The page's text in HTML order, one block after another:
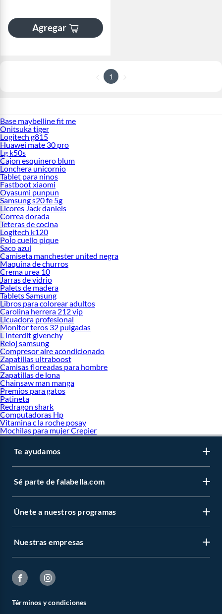
Agregar
1
Base maybelline fit me
Onitsuka tiger
Logitech g815
Huawei mate 30 pro
Lg k50s
Cajon esquinero blum
Lonchera unicornio
Tablet para ninos
Fastboot xiaomi
Oyasumi punpun
Samsung s20 fe 5g
Licores Jack daniels
Correa dorada
Teteras de cocina
Logitech k120
Polo cuello pique
Saco azul
Camiseta manchester united negra
Maquina de churros
Crema urea 10
Jarras de vidrio
Palets de madera
Tablets Samsung
Libros para colorear adultos
Carolina herrera 212 vip
Licuadora profesional
Monitor teros 32 pulgadas
L interdit givenchy
Reloj samsung
Compresor aire acondicionado
Zapatillas ultraboost
Camisas floreadas para hombre
Zapatillas de lona
Chainsaw man manga
Premios para gatos
Patineta
Redragon shark
Computadoras Hp
Vitamina c la roche posay
Mochilas para mujer Crepier
Te ayudamos
Sé parte de falabella.com
Únete a nuestros programas
Nuestras empresas
Términos y condiciones